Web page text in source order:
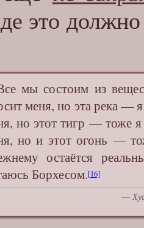
это
мы состоим из
меня, но эта река —
но этот тигр — тоже
но и этот огонь —
остаётся
Борхесом.[16]
—